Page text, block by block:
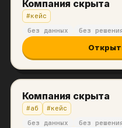
Компания скрыта
#кейс
без данных
без
Компания скрыта
#аб #кейс
без данных
без